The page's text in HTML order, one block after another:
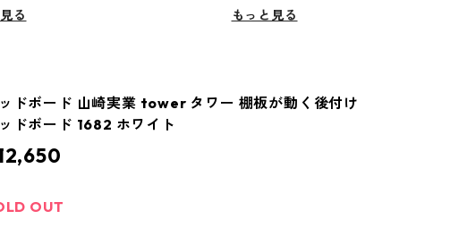
る
もっと見る
ドボード 山崎実業 tower タワー 棚板が動く後付け
ドボード 1682 ホワイト
OUT